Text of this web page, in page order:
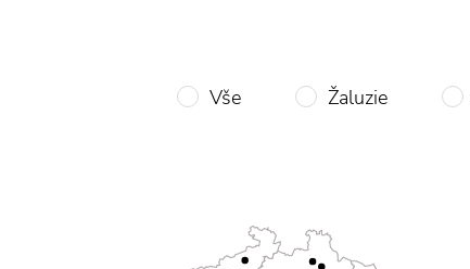
Vše Žaluzie